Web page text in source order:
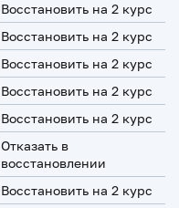
Восстановить на 2 курс
Восстановить на 2 курс
Восстановить на 2 курс
Восстановить на 2 курс
Восстановить на 2 курс
Отказать в
восстановлении
Восстановить на 2 курс